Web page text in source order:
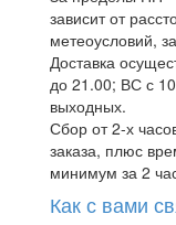
зависит от
метеоусловий,
Доставка
до 21.00; ВС с
выходных.
Сбор от 2-х
заказа, плюс
минимум за 2
Как с вами